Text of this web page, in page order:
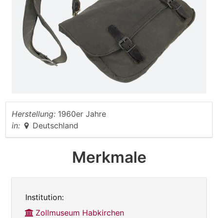
Herstellung: 1960er Jahre
in:
Deutschland
Merkmale
Institution:
Zollmuseum Habkirchen